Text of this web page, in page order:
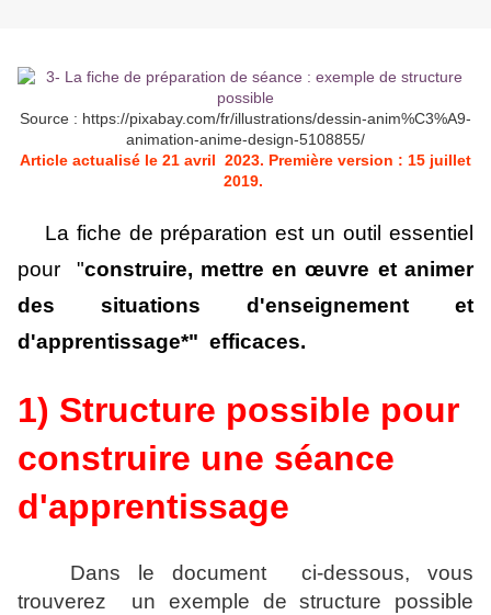
Source : https://pixabay.com/fr/illustrations/dessin-anim%C3%A9-
animation-anime-design-5108855/
Article actualisé le 21 avril 2023. Première version : 15 juillet
2019.
La fiche de préparation est un outil essentiel
pour "construire, mettre en œuvre et animer
des situations d'enseignement et
d'apprentissage*" efficaces.
1) Structure possible pour
construire une séance
d'apprentissage
Dans le document ci-dessous, vous
trouverez un exemple de structure possible